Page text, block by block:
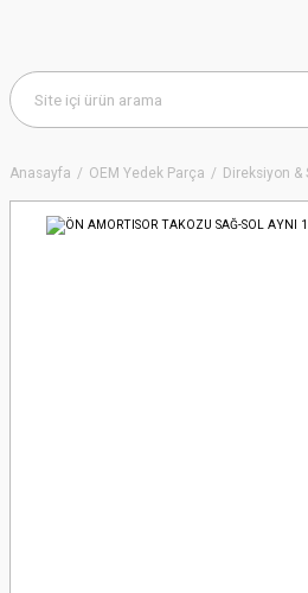
Anasayfa OEM Yedek Parça Direksiyon &